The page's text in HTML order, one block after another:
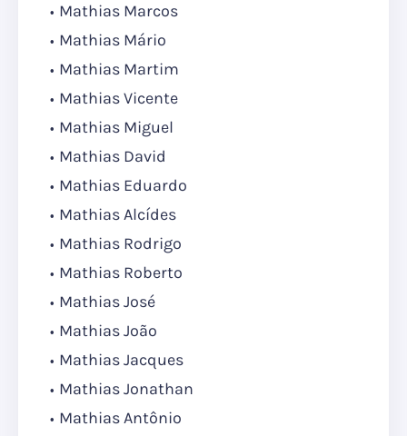
Mathias Marcos
Mathias Mário
Mathias Martim
Mathias Vicente
Mathias Miguel
Mathias David
Mathias Eduardo
Mathias Alcídes
Mathias Rodrigo
Mathias Roberto
Mathias José
Mathias João
Mathias Jacques
Mathias Jonathan
Mathias Antônio